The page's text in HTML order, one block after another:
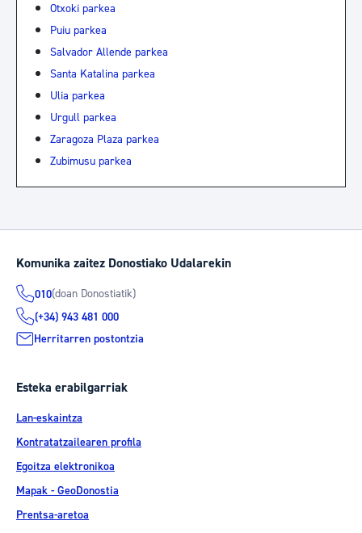
Otxoki parkea
Puiu parkea
Salvador Allende parkea
Santa Katalina parkea
Ulia parkea
Urgull parkea
Zaragoza Plaza parkea
Zubimusu parkea
Komunika zaitez Donostiako Udalarekin
010(doan Donostiatik)
(+34) 943 481 000
Herritarren postontzia
Esteka erabilgarriak
Lan-eskaintza
Kontratatzailearen profila
Egoitza elektronikoa
Mapak - GeoDonostia
Prentsa-aretoa